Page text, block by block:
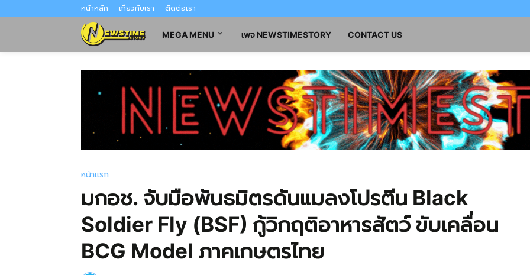
หน้าหลัก เกี่ยวกับเรา ติดต่อเรา
MEGA MENU เพจ NEWSTIMESTORY CONTACT US
หน้าแรก
มกอช. จับมือพันธมิตรดันแมลงโปรตีน Black
Soldier Fly (BSF) กู้วิกฤติอาหารสัตว์ ขับเคลื่อน
BCG Model ภาคเกษตรไทย